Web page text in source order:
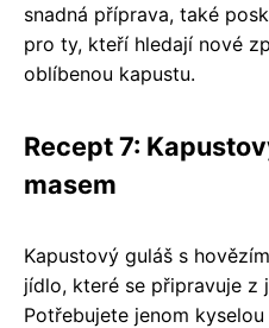
snadná příprava, také
pro ty, kteří hledají nové
oblíbenou kapustu.
Recept 7:
masem
Kapustový guláš s
jídlo, které se připravuje z
Potřebujete jenom